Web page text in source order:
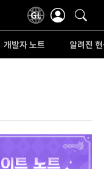
개발자 노트 알려진